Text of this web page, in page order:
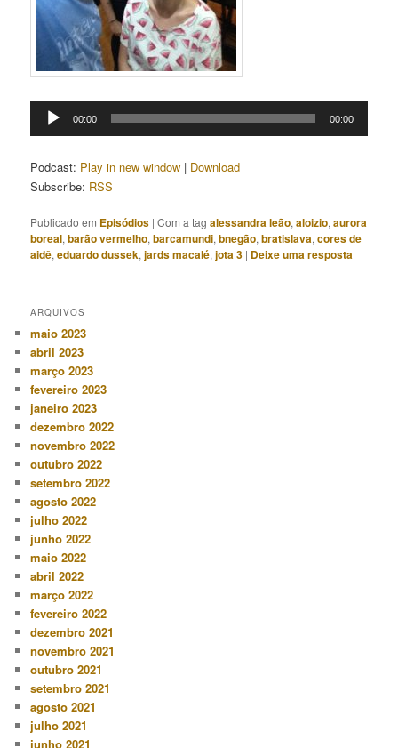
Tocador
00:00 00:00
Podcast: Play in new window | Download
Subscribe: RSS
Publicado em Episódios |Com a tagalessandra leão,aloizio,aurora
boreal,barão vermelho,barcamundi,bnegão,bratislava,cores de
aidê,eduardo dussek,jards macalé,jota 3 | Deixe uma resposta
ARQUIVOS
maio 2023
abril 2023
março 2023
fevereiro 2023
janeiro 2023
dezembro 2022
novembro 2022
outubro 2022
setembro 2022
agosto 2022
julho 2022
junho 2022
maio 2022
abril 2022
março 2022
fevereiro 2022
dezembro 2021
novembro 2021
outubro 2021
setembro 2021
agosto 2021
julho 2021
junho 2021